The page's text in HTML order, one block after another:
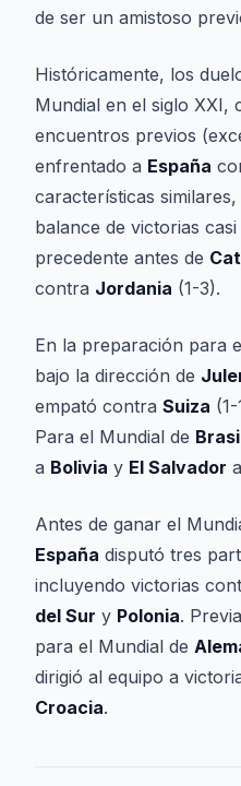
de ser un amistoso
Históricamente, los
Mundial en el siglo XXI,
encuentros previos
enfrentado a España
características
balance de victorias
precedente antes de
contra Jordania (1-3).
En la preparación para
bajo la dirección de
empató contra Suiza
Para el Mundial de
a Bolivia y El Salvador
Antes de ganar el
España disputó tres
incluyendo victorias
del Sur y Polonia.
para el Mundial de
dirigió al equipo a
Croacia.